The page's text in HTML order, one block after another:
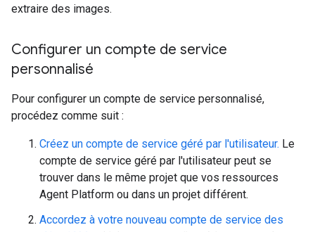
extraire des images.
Configurer un compte de service
personnalisé
Pour configurer un compte de service personnalisé,
procédez comme suit :
Créez un compte de service géré par l'utilisateur. Le
compte de service géré par l'utilisateur peut se
trouver dans le même projet que vos ressources
Agent Platform ou dans un projet différent.
Accordez à votre nouveau compte de service des